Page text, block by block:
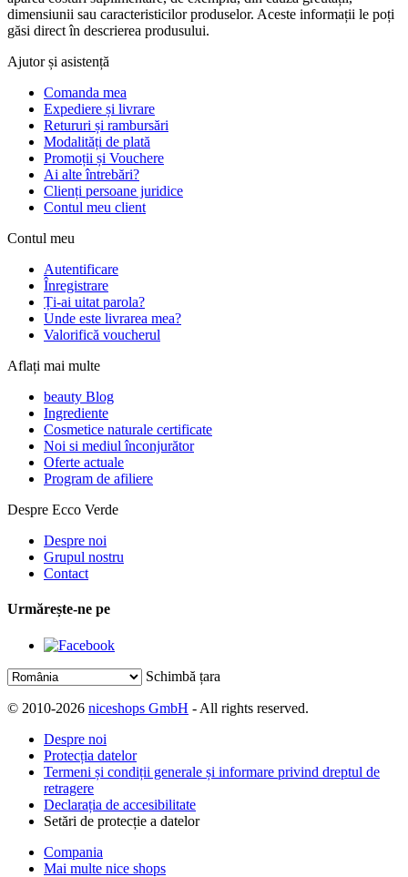
dimensiunii sau caracteristicilor produselor. Aceste informații le poți
găsi direct în descrierea produsului.
Ajutor și asistență
Comanda mea
Expediere și livrare
Retururi și rambursări
Modalități de plată
Promoții și Vouchere
Ai alte întrebări?
Clienți persoane juridice
Contul meu client
Contul meu
Autentificare
Înregistrare
Ți-ai uitat parola?
Unde este livrarea mea?
Valorifică voucherul
Aflați mai multe
beauty Blog
Ingrediente
Cosmetice naturale certificate
Noi si mediul înconjurător
Oferte actuale
Program de afiliere
Despre Ecco Verde
Despre noi
Grupul nostru
Contact
Urmărește-ne pe
Schimbă țara
© 2010-2026 niceshops GmbH - All rights reserved.
Despre noi
Protecția datelor
Termeni și condiții generale și informare privind dreptul de
retragere
Declarația de accesibilitate
Setări de protecție a datelor
Compania
Mai multe nice shops